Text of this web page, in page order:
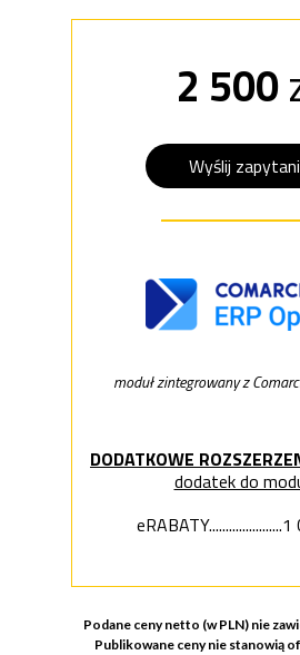
Wyślij
2 500
moduł zintegrowany z
Podane ceny netto (w PLN) nie
Publikowane ceny nie stanowią
DODATKOWE
dodatek do